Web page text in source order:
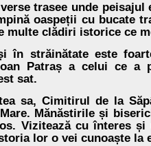
trasee unde
oaspeții cu bucate
multe clădiri istorice ce
în străinătate este
Patraș a celui ce
sat.
sa, Cimitirul de la
Mănăstirile și
Vizitează cu înteres
lor o vei cunoaște la